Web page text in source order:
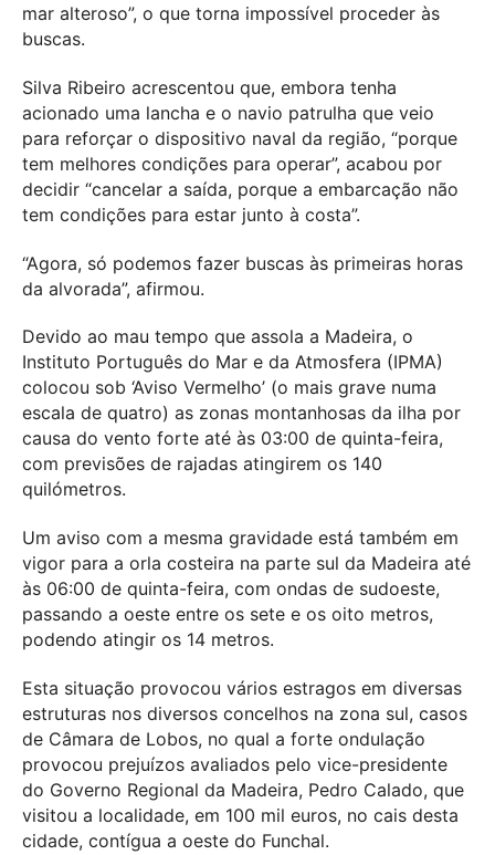
mar alteroso”, o que torna impossível proceder às
buscas.
Silva Ribeiro acrescentou que, embora tenha
acionado uma lancha e o navio patrulha que veio
para reforçar o dispositivo naval da região, “porque
tem melhores condições para operar”, acabou por
decidir “cancelar a saída, porque a embarcação não
tem condições para estar junto à costa”.
“Agora, só podemos fazer buscas às primeiras horas
da alvorada”, afirmou.
Devido ao mau tempo que assola a Madeira, o
Instituto Português do Mar e da Atmosfera (IPMA)
colocou sob ‘Aviso Vermelho’ (o mais grave numa
escala de quatro) as zonas montanhosas da ilha por
causa do vento forte até às 03:00 de quinta-feira,
com previsões de rajadas atingirem os 140
quilómetros.
Um aviso com a mesma gravidade está também em
vigor para a orla costeira na parte sul da Madeira até
às 06:00 de quinta-feira, com ondas de sudoeste,
passando a oeste entre os sete e os oito metros,
podendo atingir os 14 metros.
Esta situação provocou vários estragos em diversas
estruturas nos diversos concelhos na zona sul, casos
de Câmara de Lobos, no qual a forte ondulação
provocou prejuízos avaliados pelo vice-presidente
do Governo Regional da Madeira, Pedro Calado, que
visitou a localidade, em 100 mil euros, no cais desta
cidade, contígua a oeste do Funchal.